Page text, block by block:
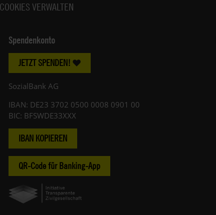
COOKIES VERWALTEN
Spendenkonto
JETZT SPENDEN!
SozialBank AG
IBAN: DE23 3702 0500 0008 0901 00
BIC: BFSWDE33XXX
IBAN KOPIEREN
QR-Code für Banking-App